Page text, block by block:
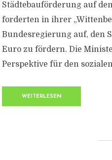
Städtebauförderung auf
forderten in ihrer
Bundesregierung auf, den
Euro zu fördern. Die
Perspektive für den
WEITERLESEN